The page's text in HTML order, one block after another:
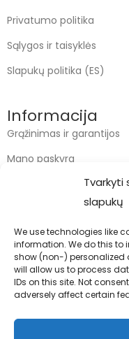
Tvarkyti
slapukų
We use technologies like
information. We do this to
show (non-) personalized
will allow us to process
IDs on this site. Not
adversely affect certain
Privatumo politika
Sąlygos ir taisyklės
Slapukų politika (ES)
Informacija
Grąžinimas ir garantijos
Mano paskyra
Kontaktai
info@bodyfoodas.lt
+370 600 77017